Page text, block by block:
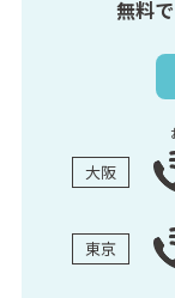
無料
大阪
東京